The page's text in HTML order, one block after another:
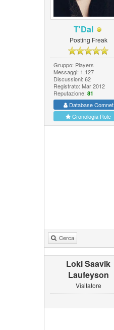
T'Dal
Posting Freak
Gruppo: Players
Messaggi: 1,127
Discussioni: 62
Registrato: Mar 2012
Reputazione: 81
Database Comnet
Cronologia Role
Cerca
Loki Saavik
Laufeyson
Visitatore